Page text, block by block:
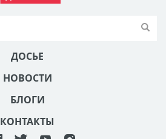
ДОСЬЕ
НОВОСТИ
БЛОГИ
КОНТАКТЫ